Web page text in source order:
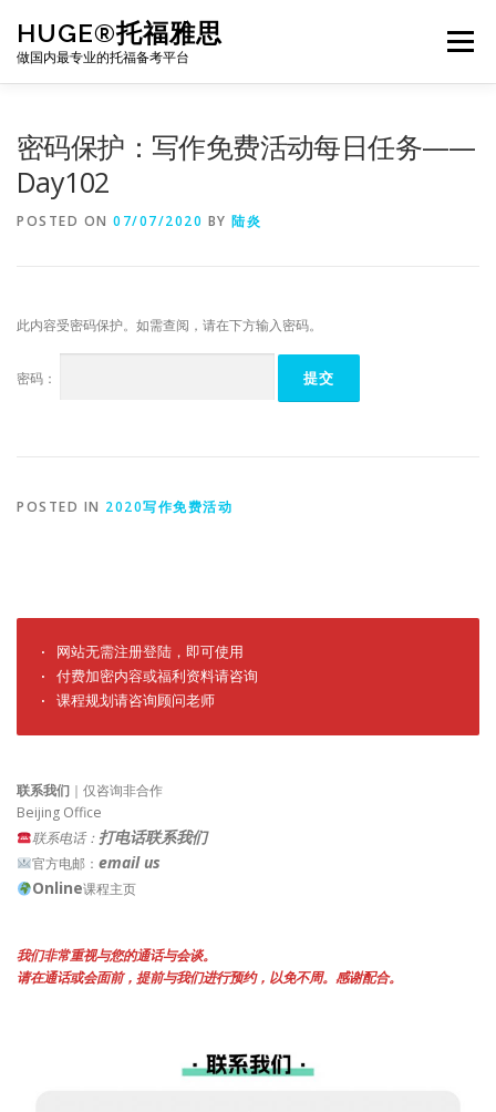
content
HUGE®托福雅思
做国内最专业的托福备考平台
Menu
密码保护：写作免费活动每日任务——
Day102
POSTED ON 07/07/2020 BY 陆炎
此内容受密码保护。如需查阅，请在下方输入密码。
密码：
POSTED IN 2020写作免费活动
· 网站无需注册登陆，即可使用
· 付费加密内容或福利资料请咨询
· 课程规划请咨询顾问老师
联系我们 ｜仅咨询非合作
Beijing Office
联系电话： 打电话联系我们
官方电邮： email us
Online课程主页
我们非常重视与您的通话与会谈。
请在通话或会面前，提前与我们进行预约，以免不周。感谢配合。